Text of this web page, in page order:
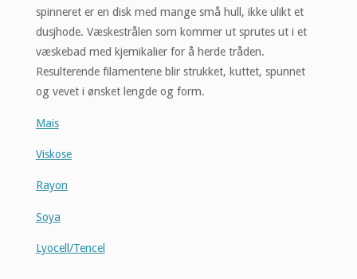
spinneret er en disk med mange små hull, ikke ulikt et
dusjhode. Væskestrålen som kommer ut sprutes ut i et
væskebad med kjemikalier for å herde tråden.
Resulterende filamentene blir strukket, kuttet, spunnet
og vevet i ønsket lengde og form.
Mais
Viskose
Rayon
Soya
Lyocell/Tencel